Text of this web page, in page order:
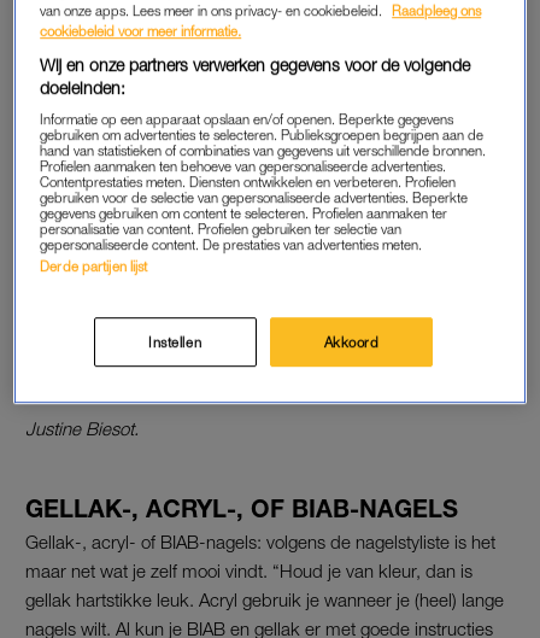
Justine Biesot.
GELLAK-, ACRYL-, OF BIAB-NAGELS
Gellak-, acryl- of BIAB-nagels: volgens de nagelstyliste is het
maar net wat je zelf mooi vindt. “Houd je van kleur, dan is
gellak hartstikke leuk. Acryl gebruik je wanneer je (heel) lange
nagels wilt. Al kun je BIAB en gellak er met goede instructies
van onze apps. Lees meer in ons privacy- en cookiebeleid.
Raadpleeg ons
cookiebeleid voor meer informatie.
Wij en onze partners verwerken gegevens voor de volgende
doeleinden:
Informatie op een apparaat opslaan en/of openen. Beperkte gegevens
gebruiken om advertenties te selecteren. Publieksgroepen begrijpen aan de
hand van statistieken of combinaties van gegevens uit verschillende bronnen.
Profielen aanmaken ten behoeve van gepersonaliseerde advertenties.
Contentprestaties meten. Diensten ontwikkelen en verbeteren. Profielen
gebruiken voor de selectie van gepersonaliseerde advertenties. Beperkte
gegevens gebruiken om content te selecteren. Profielen aanmaken ter
personalisatie van content. Profielen gebruiken ter selectie van
gepersonaliseerde content. De prestaties van advertenties meten.
Derde partijen lijst
Instellen Akkoord